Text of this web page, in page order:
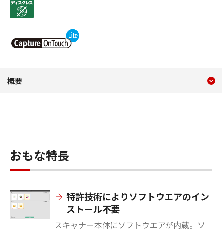
概要
おもな特長
特許技術によりソフトウエアのイン
ストール不要
スキャナー本体にソフトウエアが内蔵。ソ